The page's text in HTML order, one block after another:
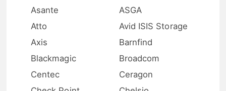
Asante
ASGA
Atto
Avid ISIS Storage
Axis
Barnfind
Blackmagic
Broadcom
Centec
Ceragon